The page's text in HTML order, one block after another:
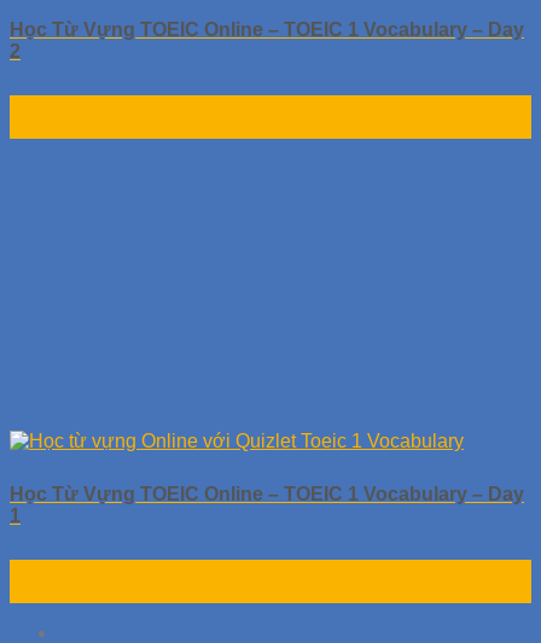
Học Từ Vựng TOEIC Online – TOEIC 1 Vocabulary – Day
2
Học Từ Vựng TOEIC Online – TOEIC 1 Vocabulary – Day
1